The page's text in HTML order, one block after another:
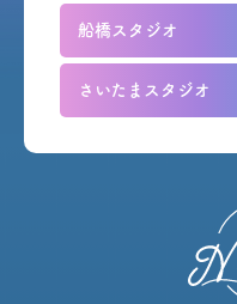
船橋スタジオ
さいたまスタジオ